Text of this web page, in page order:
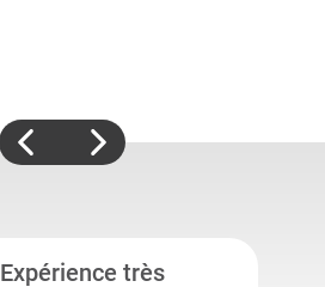
Expérience très